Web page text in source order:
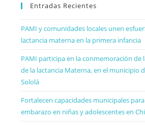
Entradas Recientes
PAMI y comunidades locales unen
lactancia materna en la primera infancia
PAMI participa en la conmemoración de
de la lactancia Materna, en el municipio
Sololá
Fortalecen capacidades municipales
embarazo en niñas y adolescentes en